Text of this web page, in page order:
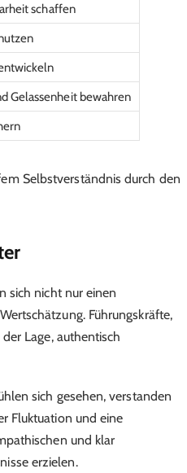
schaffen
Gelassenheit bewahren
Selbstverständnis durch den
sich nicht nur einen
Führungskräfte,
Lage, authentisch
sich gesehen, verstanden
Fluktuation und eine
und klar
erzielen.